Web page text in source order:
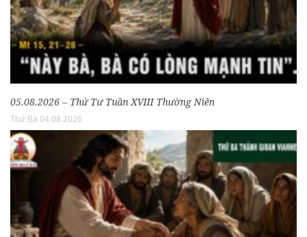
05.08.2026 – Thứ Tư Tuần XVIII Thường Niên
Thứ Ba 04.08.2026